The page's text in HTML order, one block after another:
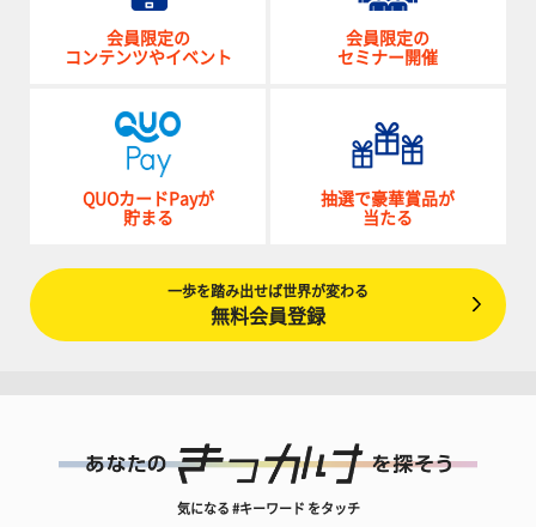
会員限定の
コンテンツやイベント
会員限定の
セミナー開催
QUOカードPayが
貯まる
抽選で豪華賞品が
当たる
一歩を踏み出せば世界が変わる
無料会員登録
気になる #キーワード をタッチ